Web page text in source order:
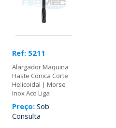
Ref: 5211
Alargador Maquina
Haste Conica Corte
Helicoidal | Morse
Inox Aco Liga
Preço:Sob
Consulta